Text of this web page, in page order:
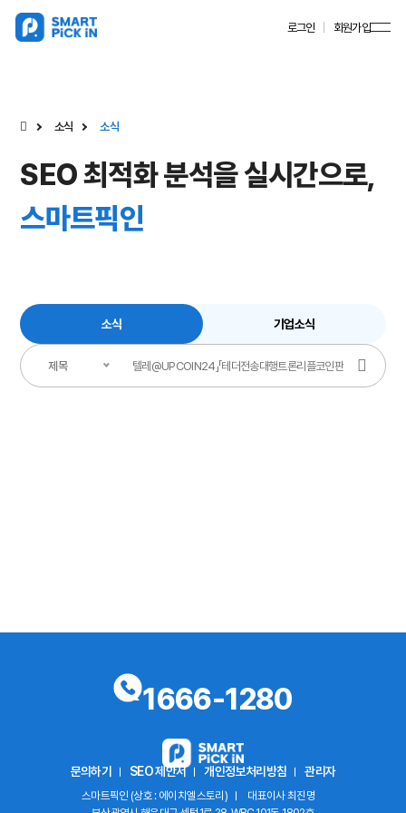
로그인 회원가입
소식 소식
SEO 최적화 분석을 실시간으로,
스마트픽인
소식 기업소식
제목
문의하기 SEO 제안서 개인정보처리방침 관리자
스마트픽인 (상호 : 에이치엘스토리)
대표이사 최진명
1666-1280